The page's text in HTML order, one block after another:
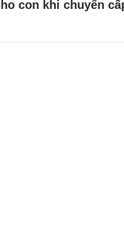
con khi chuyển